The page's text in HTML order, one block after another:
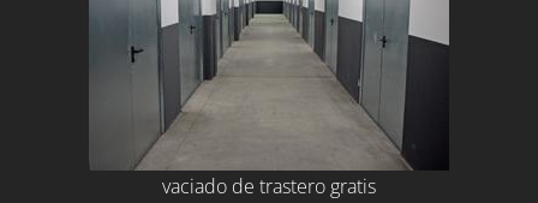
vaciado de trastero gratis